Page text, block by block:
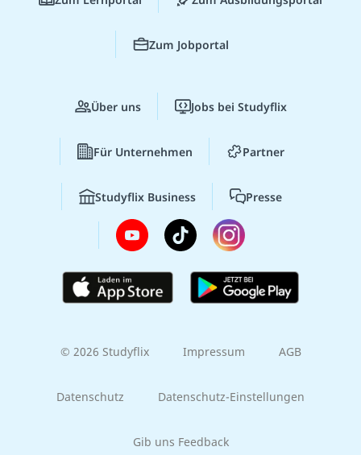
Zum Jobportal
Über uns Jobs bei Studyflix
Für Unternehmen Partner
Studyflix Business Presse
© 2026 Studyflix Impressum AGB
Datenschutz Datenschutz-Einstellungen
Gib uns Feedback